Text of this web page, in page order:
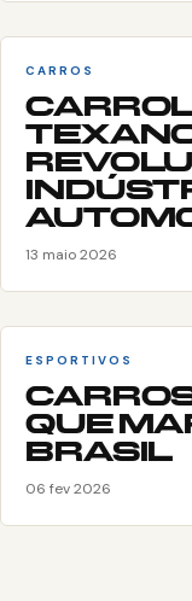
CARROS
13 maio 2026
ESPORTIVOS
QUE
BRASIL
06 fev 2026